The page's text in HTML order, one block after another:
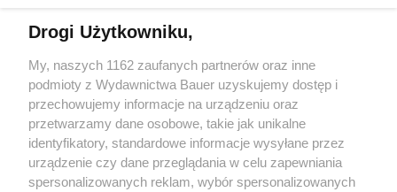
Doskonali, na start! Już po raz 28. wybieramy najlepsze
kosmetyki na rynku
Drogi Użytkowniku,
My, naszych 1162 zaufanych partnerów oraz inne
podmioty z Wydawnictwa Bauer uzyskujemy dostęp i
przechowujemy informacje na urządzeniu oraz
przetwarzamy dane osobowe, takie jak unikalne
identyfikatory, standardowe informacje wysyłane przez
urządzenie czy dane przeglądania w celu zapewniania
spersonalizowanych reklam, wybór spersonalizowanych